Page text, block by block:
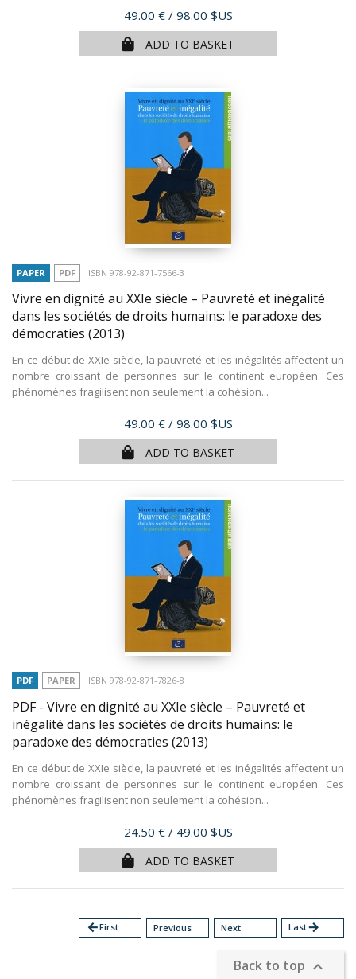
Price
49.00 € / 98.00 $US
ADD TO BASKET
PAPER PDF ISBN 978-92-871-7566-3
Vivre en dignité au XXIe siècle – Pauvreté et inégalité
dans les sociétés de droits humains: le paradoxe des
démocraties (2013)
En ce début de XXIe siècle, la pauvreté et les inégalités affectent un
nombre croissant de personnes sur le continent européen. Ces
phénomènes fragilisent non seulement la cohésion...
Price
49.00 € / 98.00 $US
ADD TO BASKET
PDF PAPER ISBN 978-92-871-7826-8
PDF - Vivre en dignité au XXIe siècle – Pauvreté et
inégalité dans les sociétés de droits humains: le
paradoxe des démocraties (2013)
En ce début de XXIe siècle, la pauvreté et les inégalités affectent un
nombre croissant de personnes sur le continent européen. Ces
phénomènes fragilisent non seulement la cohésion...
Price
24.50 € / 49.00 $US
ADD TO BASKET
arrow_backFirst Previous Next Lastarrow_forward
Back to top 